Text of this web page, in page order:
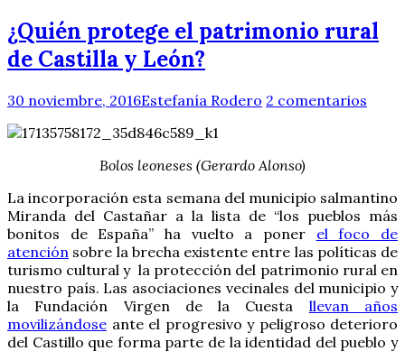
¿Quién protege el patrimonio rural
de Castilla y León?
30 noviembre, 2016Estefanía Rodero 2 comentarios
Bolos leoneses (Gerardo Alonso)
La incorporación esta semana del municipio salmantino
Miranda del Castañar a la lista de “los pueblos más
bonitos de España” ha vuelto a poner el foco de
atención sobre la brecha existente entre las políticas de
turismo cultural y la protección del patrimonio rural en
nuestro país. Las asociaciones vecinales del municipio y
la Fundación Virgen de la Cuesta llevan años
movilizándose ante el progresivo y peligroso deterioro
del Castillo que forma parte de la identidad del pueblo y